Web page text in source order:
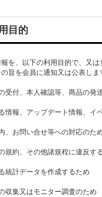
目的
を、以下の利用目的で、又
旨を会員に通知又は公表しま
受付、本人確認等、商品の
情報、アップデート情報、
、お問い合せ等への対応のた
規約、その他諸規程に違反す
統計データを作成するため
収集又はモニター調査のため